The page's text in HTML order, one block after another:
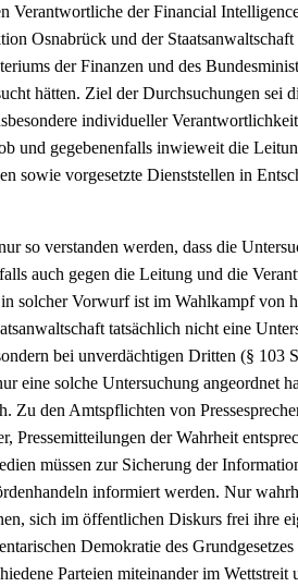
Verantwortliche der Financial
Osnabrück und der
der Finanzen und des
hätten. Ziel der Durchsuchungen sei
individueller
und gegebenenfalls inwieweit die
sowie vorgesetzte Dienststellen in
so verstanden werden, dass die
auch gegen die Leitung und die
solcher Vorwurf ist im Wahlkampf von
tatsächlich nicht eine
bei unverdächtigen Dritten (§ 103
eine solche Untersuchung angeordnet
Zu den Amtspflichten von
Pressemitteilungen der Wahrheit
müssen zur Sicherung der
informiert werden. Nur
sich im öffentlichen Diskurs frei ihre
Demokratie des
Parteien miteinander im Wettstreit